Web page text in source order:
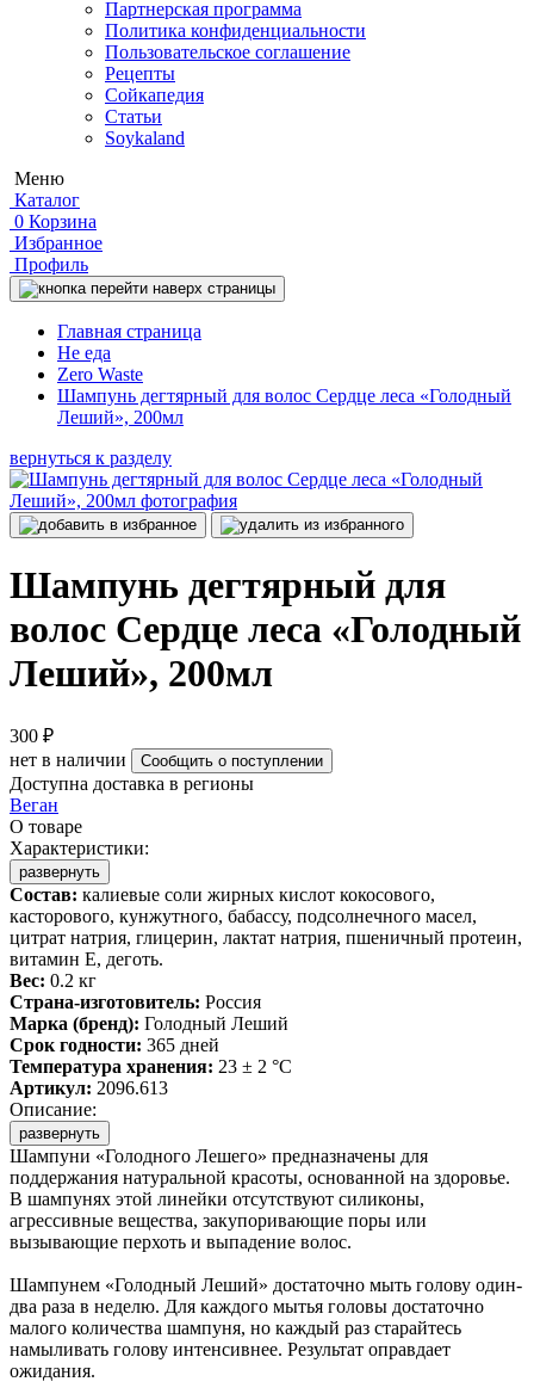
Партнерская программа
Политика конфиденциальности
Пользовательское соглашение
Рецепты
Сойкапедия
Статьи
Soykaland
Меню
Каталог
0 Корзина
Избранное
Профиль
Главная страница
Не еда
Zero Waste
Шампунь дегтярный для волос Сердце леса «Голодный
Леший», 200мл
вернуться к разделу
Шампунь дегтярный для
волос Сердце леса «Голодный
Леший», 200мл
300 ₽
нет в наличии
Сообщить о поступлении
Доступна доставка в регионы
Веган
О товаре
Характеристики:
развернуть
Состав: калиевые соли жирных кислот кокосового,
касторового, кунжутного, бабассу, подсолнечного масел,
цитрат натрия, глицерин, лактат натрия, пшеничный протеин,
витамин Е, деготь.
Вес: 0.2 кг
Страна-изготовитель: Россия
Марка (бренд): Голодный Леший
Срок годности: 365 дней
Температура хранения: 23 ± 2 °C
Артикул: 2096.613
Описание:
развернуть
Шампуни «Голодного Лешего» предназначены для
поддержания натуральной красоты, основанной на здоровье.
В шампунях этой линейки отсутствуют силиконы,
агрессивные вещества, закупоривающие поры или
вызывающие перхоть и выпадение волос.
Шампунем «Голодный Леший» достаточно мыть голову один-
два раза в неделю. Для каждого мытья головы достаточно
малого количества шампуня, но каждый раз старайтесь
намыливать голову интенсивнее. Результат оправдает
ожидания.